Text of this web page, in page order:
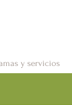
y servicios